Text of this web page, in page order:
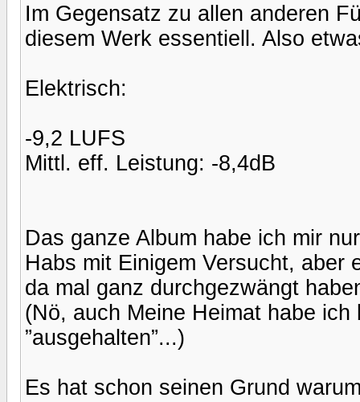
Im Gegensatz zu allen anderen
diesem Werk essentiell. Also
Elektrisch:
-9,2 LUFS
Mittl. eff. Leistung: -8,4dB
Das ganze Album habe ich mir
Habs mit Einigem Versucht, aber
da mal ganz durchgezwängt
(Nö, auch Meine Heimat habe
”ausgehalten”...)
Es hat schon seinen Grund